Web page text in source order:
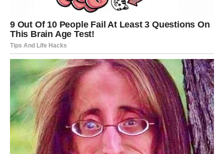
emocijama. Nema više skrivanja iza osećajnosti. Sudbina
traži zrelost.
LAV – PAD EGA I LEKCIJA
PONIZNOSTI
Lavovi su navikli da budu u centru pažnje, da vode i da
odlučuju. Ali karma sada ispituje:da li je moć korišćena
ispravno?Mnogi Lavovi su u prošlosti:
povredili druge iz ponosa